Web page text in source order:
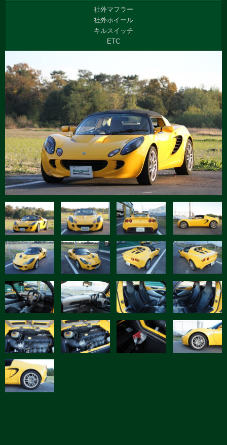
社外マフラー
社外ホイール
キルスイッチ
ETC